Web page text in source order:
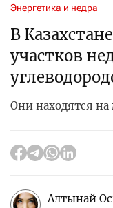
Энергетика и недра
В
участков
Они находятся
Алтынай